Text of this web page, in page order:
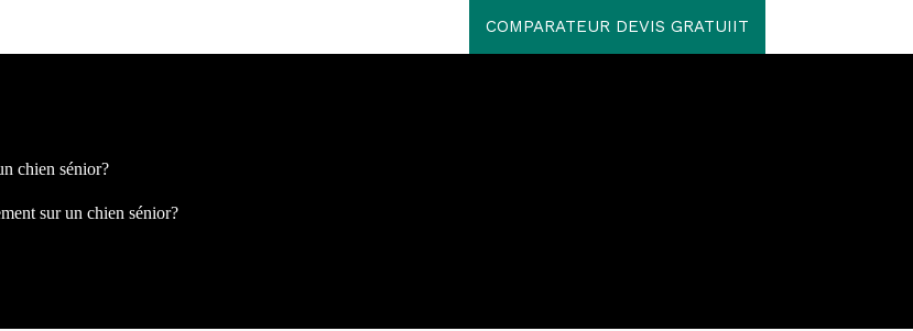
COMPARATEUR DEVIS GRATUIIT
chien sénior?
sur un chien sénior?